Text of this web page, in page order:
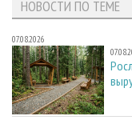
НОВОСТИ ПО ТЕМЕ
07.08.2026